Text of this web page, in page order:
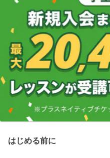
はじめる前に